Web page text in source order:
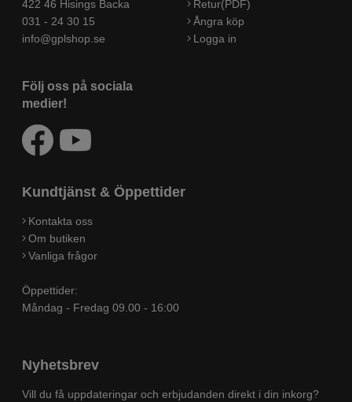
422 46 Hisings Backa
031 - 24 30 15
info@gplshop.se
Följ oss på sociala
medier!
Retur(PDF)
Ångra köp
Logga in
Kundtjänst & Öppettider
Kontakta oss
Om butiken
Vanliga frågor
Öppettider:
Måndag - Fredag 09.00 - 16:00
Nyhetsbrev
Vill du få uppdateringar och erbjudanden direkt i din inkorg?